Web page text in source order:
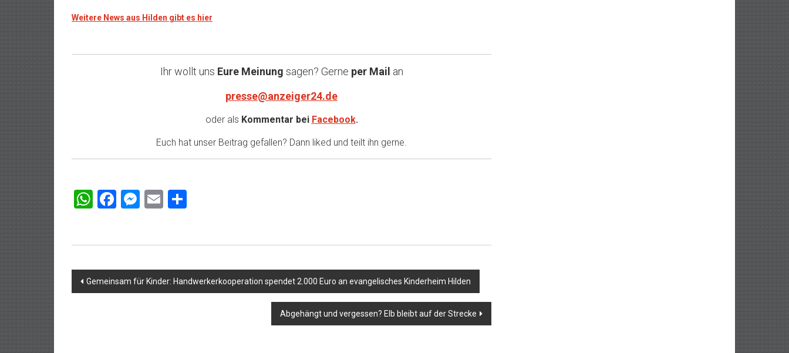
Weitere News aus Hilden gibt es hier
Ihr wollt uns Eure Meinung sagen? Gerne per Mail an
presse@anzeiger24.de
oder als Kommentar bei Facebook.
Euch hat unser Beitrag gefallen? Dann liked und teilt ihn gerne.
WhatsApp
Facebook
Messenger
Email
Beitragsnavigation
Gemeinsam für Kinder: Handwerkerkooperation spendet 2.000 Euro an evangelisches Kinderheim Hilden
Abgehängt und vergessen? Elb bleibt auf der Strecke